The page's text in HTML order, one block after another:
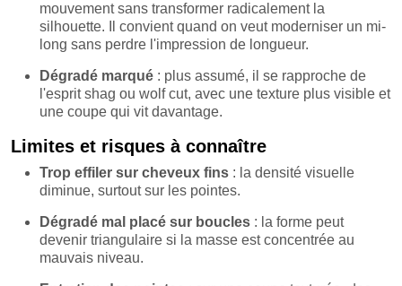
mouvement sans transformer radicalement la
silhouette. Il convient quand on veut moderniser un mi-
long sans perdre l'impression de longueur.
Dégradé marqué : plus assumé, il se rapproche de
l'esprit shag ou wolf cut, avec une texture plus visible et
une coupe qui vit davantage.
Limites et risques à connaître
Trop effiler sur cheveux fins : la densité visuelle
diminue, surtout sur les pointes.
Dégradé mal placé sur boucles : la forme peut
devenir triangulaire si la masse est concentrée au
mauvais niveau.